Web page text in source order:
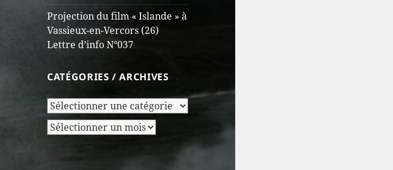
Projection du film « Islande » à
Vassieux-en-Vercors (26)
Lettre d’info N°037
CATÉGORIES / ARCHIVES
Catégories
/
Archives
Archives